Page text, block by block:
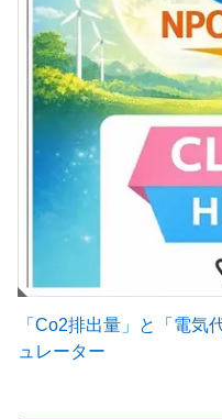
「Co2排出量」と「電気
ュレーター